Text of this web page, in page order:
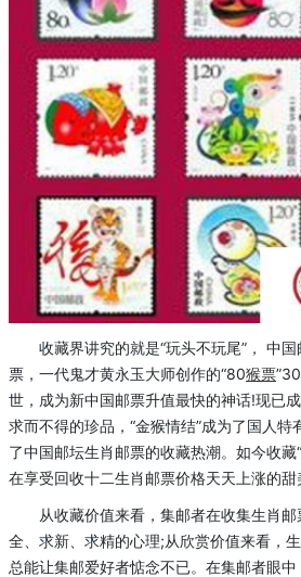
收藏界讲究的就是“玩头不玩尾”， 中国
票，一代鬼才黄永玉大师创作的“80猴票
世，成为新中国邮票升值最快的神话!现已
求而不得的珍品，“金猴情结”成为了国人
了中国邮坛生肖邮票的收藏热潮。如今收
在享受回收十二生肖邮票价格天天上涨的甜
从收藏价值来看，集邮者在收集生肖邮
全、求新、求精的心理;从欣赏价值来看，
总能让集邮爱好者惦念不已。在集邮者眼